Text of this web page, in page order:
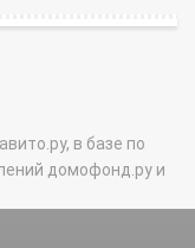
в базе по
домофонд.ру и